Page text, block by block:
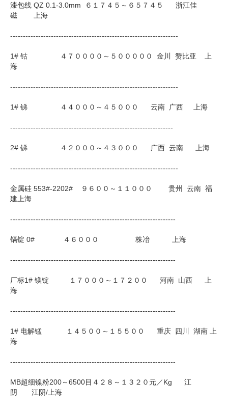
漆包线 QZ 0.1-3.0mm ６１７４５～６５７４５ 浙江佳
磁 上海
------------------------------------------------------------------
1# 钴 ４７００００～５０００００ 金川 赞比亚 上
海
------------------------------------------------------------------
1# 锑 ４４０００～４５０００ 云南 广西 上海
----------------------------------------------------------------
2# 锑 ４２０００～４３０００ 广西 云南 上海
------------------------------------------------------------------
金属硅 553#-2202# ９６００～１１０００ 贵州 云南 福
建上海
-----------------------------------------------------------------
镉锭 0# ４６０００ 株冶 上海
-----------------------------------------------------------------
厂标1# 镁锭 １７０００～１７２００ 河南 山西 上
海
-----------------------------------------------------------------
1# 电解锰 １４５００～１５５００ 重庆 四川 湖南 上
海
-----------------------------------------------------------------
MB超细镍粉200～6500目４２８～１３２０元／Kg 江
阴 江阴/上海